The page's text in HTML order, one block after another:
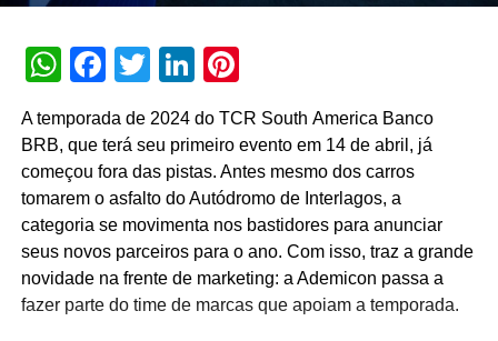
WhatsApp
Facebook
TwitterLinkedIn
Pinterest
A temporada de 2024 do TCR South America Banco
BRB, que terá seu primeiro evento em 14 de abril, já
começou fora das pistas. Antes mesmo dos carros
tomarem o asfalto do Autódromo de Interlagos, a
categoria se movimenta nos bastidores para anunciar
seus novos parceiros para o ano. Com isso, traz a grande
novidade na frente de marketing: a Ademicon passa a
fazer parte do time de marcas que apoiam a temporada.